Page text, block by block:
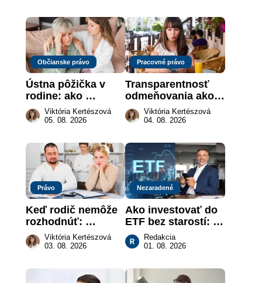
Občianske právo
Ústna pôžička v
rodine: ako
vymôcť peniaze,
keď na papieri nie
Viktória Kertészová
05. 08. 2026
Pracovné právo
Transparentnosť
odmeňovania ako
právna povinnosť:
revolúcia na
práce
Viktória Kertészová
04. 08. 2026
Právo
Keď rodič nemôže
rozhodnúť:
nahradenie prejavu
vôle súdom v
Viktória Kertészová
03. 08. 2026
Nezaradené
Ako investovať do
ETF bez starostí:
Investičné plány,
ktoré urobia prácu
Redakcia
01. 08. 2026